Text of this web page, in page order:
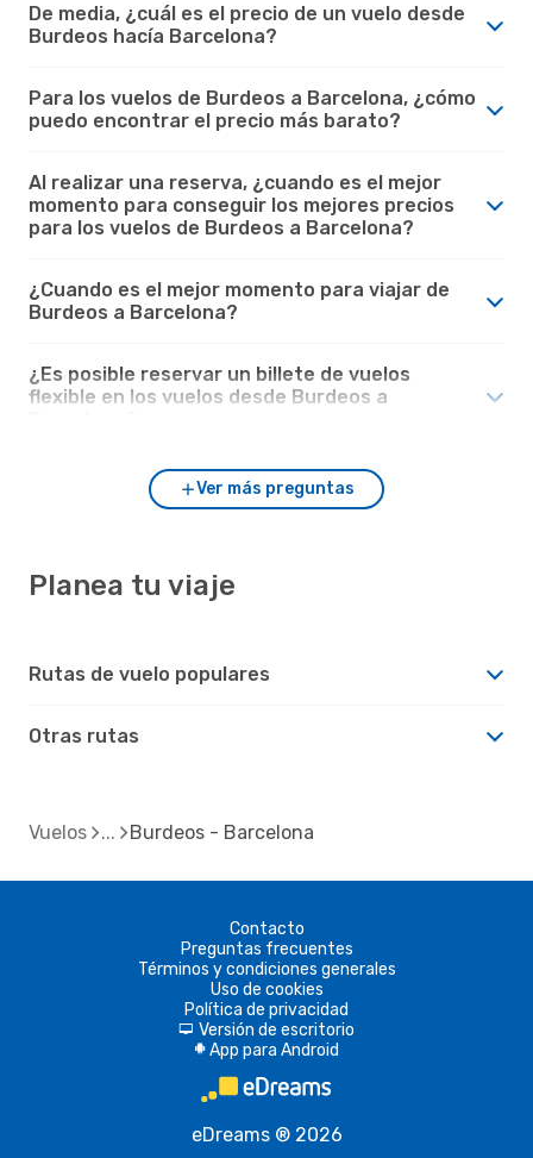
De media, ¿cuál es el precio de un vuelo desde
Burdeos hacía Barcelona?
Para los vuelos de Burdeos a Barcelona, ¿cómo
puedo encontrar el precio más barato?
Al realizar una reserva, ¿cuando es el mejor
momento para conseguir los mejores precios
para los vuelos de Burdeos a Barcelona?
¿Cuando es el mejor momento para viajar de
Burdeos a Barcelona?
¿Es posible reservar un billete de vuelos
flexible en los vuelos desde Burdeos a
Ver más preguntas
Planea tu viaje
Rutas de vuelo populares
Otras rutas
Vuelos Burdeos - Barcelona
Contacto
Preguntas frecuentes
Términos y condiciones generales
Uso de cookies
Política de privacidad
d Versión de escritorio
A App para Android
eDreams ® 2026